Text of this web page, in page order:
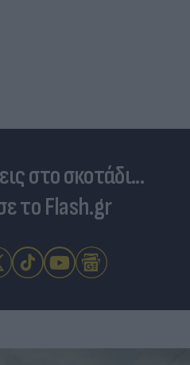
στο σκοτάδι...
το Flash.gr